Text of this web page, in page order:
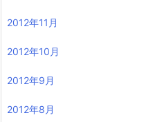
2012年11月
2012年10月
2012年9月
2012年8月